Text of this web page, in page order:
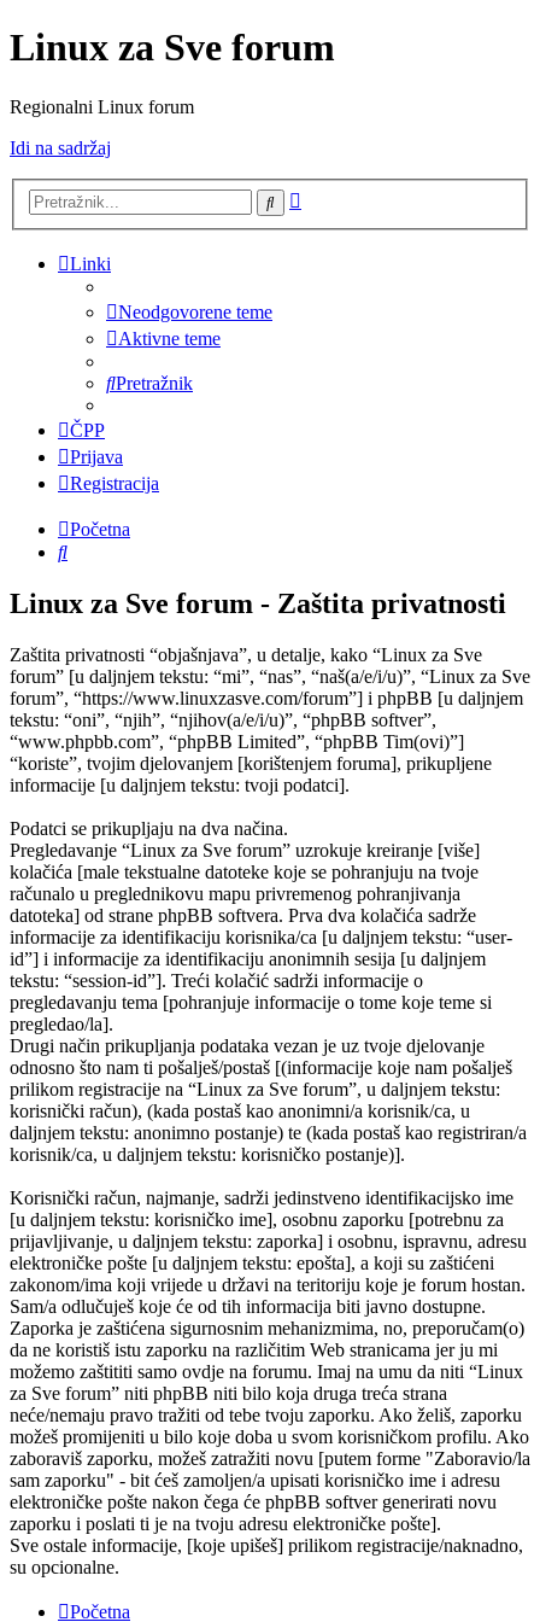
Linux za Sve forum
Regionalni Linux forum
Idi na sadržaj
Pretražnik
Linki
Neodgovorene teme
Aktivne teme
Pretražnik
ČPP
Prijava
Registracija
Početna
Pretražnik
Linux za Sve forum - Zaštita privatnosti
Zaštita privatnosti “objašnjava”, u detalje, kako “Linux za Sve
forum” [u daljnjem tekstu: “mi”, “nas”, “naš(a/e/i/u)”, “Linux za Sve
forum”, “https://www.linuxzasve.com/forum”] i phpBB [u daljnjem
tekstu: “oni”, “njih”, “njihov(a/e/i/u)”, “phpBB softver”,
“www.phpbb.com”, “phpBB Limited”, “phpBB Tim(ovi)”]
“koriste”, tvojim djelovanjem [korištenjem foruma], prikupljene
informacije [u daljnjem tekstu: tvoji podatci].
Podatci se prikupljaju na dva načina.
Pregledavanje “Linux za Sve forum” uzrokuje kreiranje [više]
kolačića [male tekstualne datoteke koje se pohranjuju na tvoje
računalo u preglednikovu mapu privremenog pohranjivanja
datoteka] od strane phpBB softvera. Prva dva kolačića sadrže
informacije za identifikaciju korisnika/ca [u daljnjem tekstu: “user-
id”] i informacije za identifikaciju anonimnih sesija [u daljnjem
tekstu: “session-id”]. Treći kolačić sadrži informacije o
pregledavanju tema [pohranjuje informacije o tome koje teme si
pregledao/la].
Drugi način prikupljanja podataka vezan je uz tvoje djelovanje
odnosno što nam ti pošalješ/postaš [(informacije koje nam pošalješ
prilikom registracije na “Linux za Sve forum”, u daljnjem tekstu:
korisnički račun), (kada postaš kao anonimni/a korisnik/ca, u
daljnjem tekstu: anonimno postanje) te (kada postaš kao registriran/a
korisnik/ca, u daljnjem tekstu: korisničko postanje)].
Korisnički račun, najmanje, sadrži jedinstveno identifikacijsko ime
[u daljnjem tekstu: korisničko ime], osobnu zaporku [potrebnu za
prijavljivanje, u daljnjem tekstu: zaporka] i osobnu, ispravnu, adresu
elektroničke pošte [u daljnjem tekstu: epošta], a koji su zaštićeni
zakonom/ima koji vrijede u državi na teritoriju koje je forum hostan.
Sam/a odlučuješ koje će od tih informacija biti javno dostupne.
Zaporka je zaštićena sigurnosnim mehanizmima, no, preporučam(o)
da ne koristiš istu zaporku na različitim Web stranicama jer ju mi
možemo zaštititi samo ovdje na forumu. Imaj na umu da niti “Linux
za Sve forum” niti phpBB niti bilo koja druga treća strana
neće/nemaju pravo tražiti od tebe tvoju zaporku. Ako želiš, zaporku
možeš promijeniti u bilo koje doba u svom korisničkom profilu. Ako
zaboraviš zaporku, možeš zatražiti novu [putem forme "Zaboravio/la
sam zaporku" - bit ćeš zamoljen/a upisati korisničko ime i adresu
elektroničke pošte nakon čega će phpBB softver generirati novu
zaporku i poslati ti je na tvoju adresu elektroničke pošte].
Sve ostale informacije, [koje upišeš] prilikom registracije/naknadno,
su opcionalne.
Početna